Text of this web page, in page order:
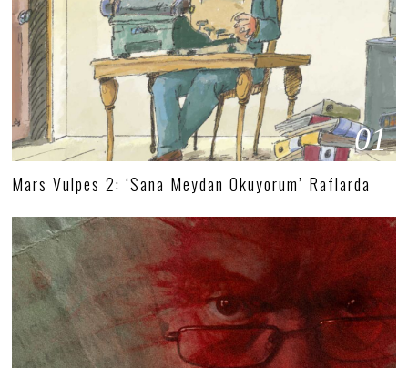
01
Mars Vulpes 2: ‘Sana Meydan Okuyorum’ Raflarda